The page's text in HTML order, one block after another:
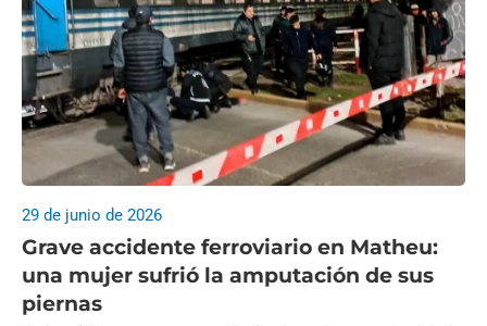
Grave accidente ferroviario en Matheu:
una mujer sufrió la amputación de sus
piernas
29 de junio de 2026